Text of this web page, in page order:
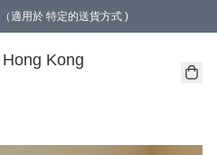
適用於 特定的送貨方式 )
Kong